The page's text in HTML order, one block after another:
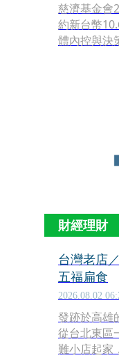
慈濟基金會
約新台幣
體內控與決
財經理財
台灣老店
五福扁食
2026.08.02
發跡於高雄
從台北東區
難小店起家